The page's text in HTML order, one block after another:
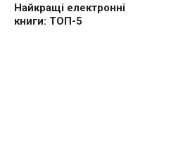
Найкращі електронні
книги: ТОП-5